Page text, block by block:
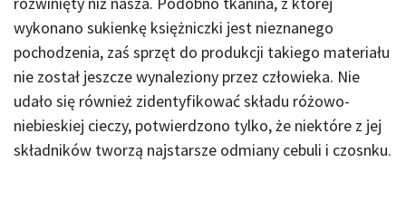
wykonano sukienkę księżniczki jest nieznanego
pochodzenia, zaś sprzęt do produkcji takiego materiału
nie został jeszcze wynaleziony przez człowieka. Nie
udało się również zidentyfikować składu różowo-
niebieskiej cieczy, potwierdzono tylko, że niektóre z jej
składników tworzą najstarsze odmiany cebuli i czosnku.